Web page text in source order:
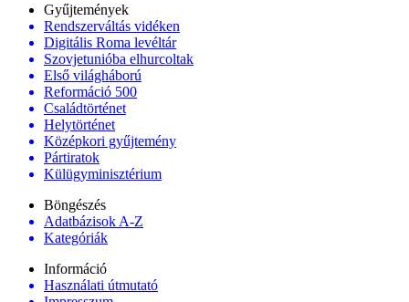
Gyűjtemények
Rendszerváltás vidéken
Digitális Roma levéltár
Szovjetunióba elhurcoltak
Első világháború
Reformáció 500
Családtörténet
Helytörténet
Középkori gyűjtemény
Pártiratok
Külügyminisztérium
Böngészés
Adatbázisok A-Z
Kategóriák
Információ
Használati útmutató